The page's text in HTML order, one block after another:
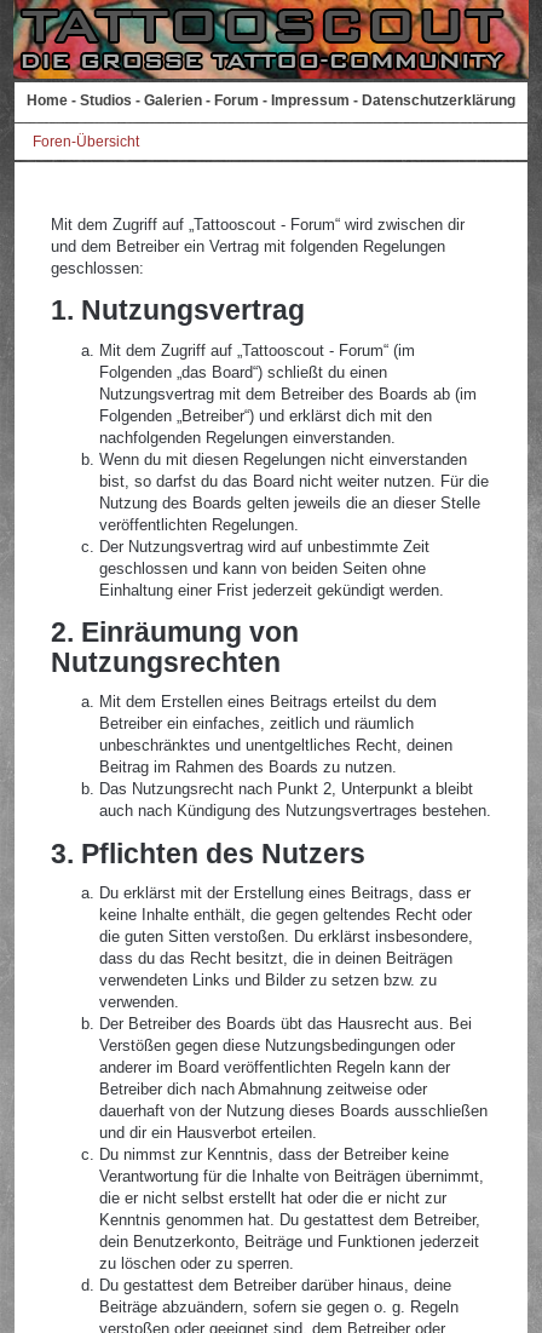
Home - Studios - Galerien - Forum - Impressum - Datenschutzerklärung
Foren-Übersicht
Mit dem Zugriff auf „Tattooscout - Forum“ wird zwischen dir
und dem Betreiber ein Vertrag mit folgenden Regelungen
geschlossen:
1. Nutzungsvertrag
Mit dem Zugriff auf „Tattooscout - Forum“ (im
Folgenden „das Board“) schließt du einen
Nutzungsvertrag mit dem Betreiber des Boards ab (im
Folgenden „Betreiber“) und erklärst dich mit den
nachfolgenden Regelungen einverstanden.
Wenn du mit diesen Regelungen nicht einverstanden
bist, so darfst du das Board nicht weiter nutzen. Für die
Nutzung des Boards gelten jeweils die an dieser Stelle
veröffentlichten Regelungen.
Der Nutzungsvertrag wird auf unbestimmte Zeit
geschlossen und kann von beiden Seiten ohne
Einhaltung einer Frist jederzeit gekündigt werden.
2. Einräumung von
Nutzungsrechten
Mit dem Erstellen eines Beitrags erteilst du dem
Betreiber ein einfaches, zeitlich und räumlich
unbeschränktes und unentgeltliches Recht, deinen
Beitrag im Rahmen des Boards zu nutzen.
Das Nutzungsrecht nach Punkt 2, Unterpunkt a bleibt
auch nach Kündigung des Nutzungsvertrages bestehen.
3. Pflichten des Nutzers
Du erklärst mit der Erstellung eines Beitrags, dass er
keine Inhalte enthält, die gegen geltendes Recht oder
die guten Sitten verstoßen. Du erklärst insbesondere,
dass du das Recht besitzt, die in deinen Beiträgen
verwendeten Links und Bilder zu setzen bzw. zu
verwenden.
Der Betreiber des Boards übt das Hausrecht aus. Bei
Verstößen gegen diese Nutzungsbedingungen oder
anderer im Board veröffentlichten Regeln kann der
Betreiber dich nach Abmahnung zeitweise oder
dauerhaft von der Nutzung dieses Boards ausschließen
und dir ein Hausverbot erteilen.
Du nimmst zur Kenntnis, dass der Betreiber keine
Verantwortung für die Inhalte von Beiträgen übernimmt,
die er nicht selbst erstellt hat oder die er nicht zur
Kenntnis genommen hat. Du gestattest dem Betreiber,
dein Benutzerkonto, Beiträge und Funktionen jederzeit
zu löschen oder zu sperren.
Du gestattest dem Betreiber darüber hinaus, deine
Beiträge abzuändern, sofern sie gegen o. g. Regeln
verstoßen oder geeignet sind, dem Betreiber oder